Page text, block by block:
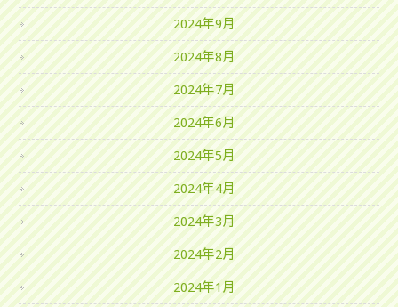
2024年9月
2024年8月
2024年7月
2024年6月
2024年5月
2024年4月
2024年3月
2024年2月
2024年1月